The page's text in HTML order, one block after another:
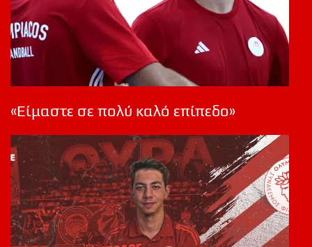
«Είμαστε σε πολύ καλό επίπεδο»